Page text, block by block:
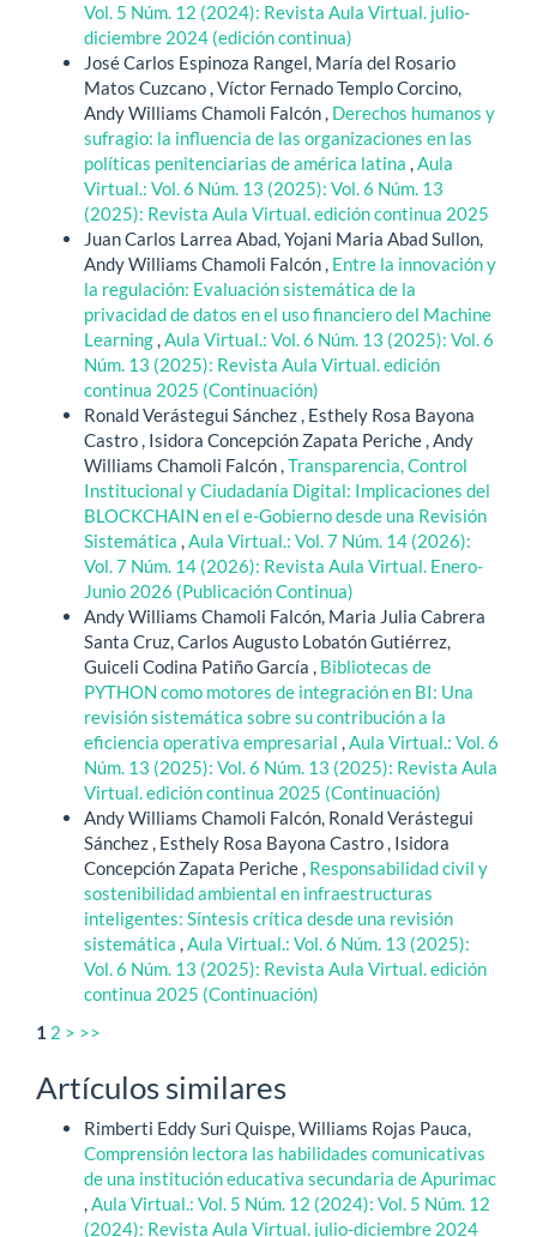
Vol. 5 Núm. 12 (2024): Revista Aula Virtual. julio-
diciembre 2024 (edición continua)
José Carlos Espinoza Rangel, María del Rosario
Matos Cuzcano , Víctor Fernado Templo Corcino,
Andy Williams Chamoli Falcón , Derechos humanos y
sufragio: la influencia de las organizaciones en las
políticas penitenciarias de américa latina ,Aula
Virtual.: Vol. 6 Núm. 13 (2025): Vol. 6 Núm. 13
(2025): Revista Aula Virtual. edición continua 2025
Juan Carlos Larrea Abad, Yojani Maria Abad Sullon,
Andy Williams Chamoli Falcón , Entre la innovación y
la regulación: Evaluación sistemática de la
privacidad de datos en el uso financiero del Machine
Learning,Aula Virtual.: Vol. 6 Núm. 13 (2025): Vol. 6
Núm. 13 (2025): Revista Aula Virtual. edición
continua 2025 (Continuación)
Ronald Verástegui Sánchez , Esthely Rosa Bayona
Castro , Isidora Concepción Zapata Periche , Andy
Williams Chamoli Falcón ,Transparencia, Control
Institucional y Ciudadanía Digital: Implicaciones del
BLOCKCHAIN en el e-Gobierno desde una Revisión
Sistemática ,Aula Virtual.: Vol. 7 Núm. 14 (2026):
Vol. 7 Núm. 14 (2026): Revista Aula Virtual. Enero-
Junio 2026 (Publicación Continua)
Andy Williams Chamoli Falcón, Maria Julia Cabrera
Santa Cruz, Carlos Augusto Lobatón Gutiérrez,
Guiceli Codina Patiño García , Bibliotecas de
PYTHON como motores de integración en BI: Una
revisión sistemática sobre su contribución a la
eficiencia operativa empresarial ,Aula Virtual.: Vol. 6
Núm. 13 (2025): Vol. 6 Núm. 13 (2025): Revista Aula
Virtual. edición continua 2025 (Continuación)
Andy Williams Chamoli Falcón, Ronald Verástegui
Sánchez , Esthely Rosa Bayona Castro , Isidora
Concepción Zapata Periche , Responsabilidad civil y
sostenibilidad ambiental en infraestructuras
inteligentes: Síntesis crítica desde una revisión
sistemática ,Aula Virtual.: Vol. 6 Núm. 13 (2025):
Vol. 6 Núm. 13 (2025): Revista Aula Virtual. edición
continua 2025 (Continuación)
1 2 > >>
Artículos similares
Rimberti Eddy Suri Quispe, Williams Rojas Pauca,
Comprensión lectora las habilidades comunicativas
de una institución educativa secundaria de Apurimac
,Aula Virtual.: Vol. 5 Núm. 12 (2024): Vol. 5 Núm. 12
(2024): Revista Aula Virtual. julio-diciembre 2024